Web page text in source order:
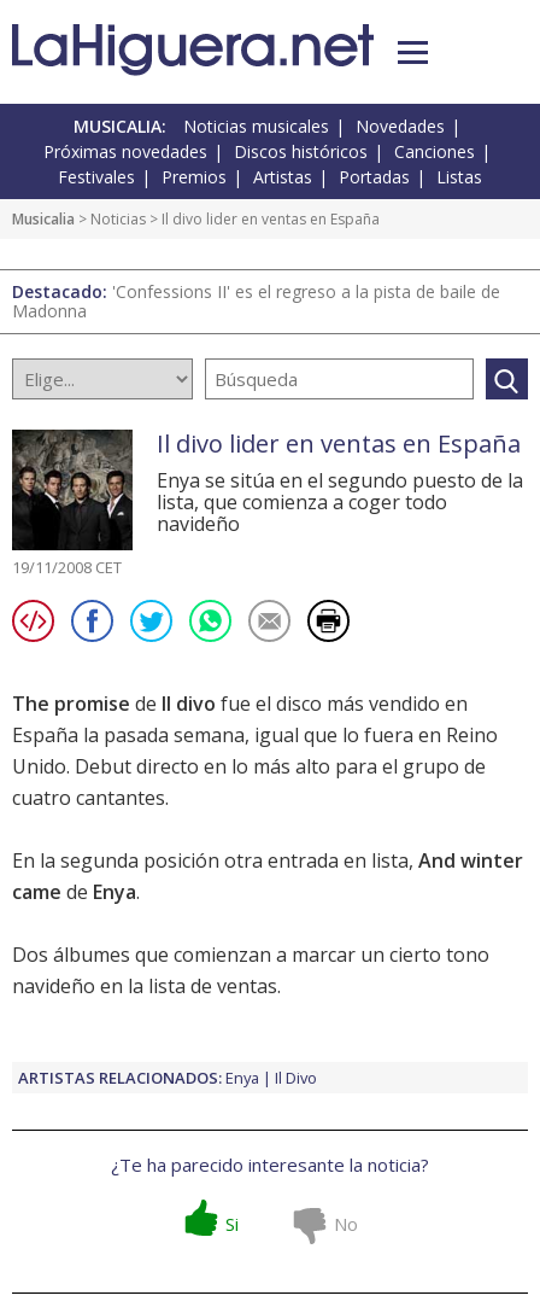
MUSICALIA: Noticias musicales
Novedades
Próximas novedades
Discos históricos
Canciones
Festivales
Premios Artistas Portadas Listas
Musicalia > Noticias > Il divo lider en ventas en España
Destacado: 'Confessions II' es el regreso a la pista de baile de
Madonna
Il divo lider en ventas en España
Enya se sitúa en el segundo puesto de la
lista, que comienza a coger todo
navideño
19/11/2008 CET
The promise de Il divo fue el disco más vendido en
España la pasada semana, igual que lo fuera en Reino
Unido. Debut directo en lo más alto para el grupo de
cuatro cantantes.
En la segunda posición otra entrada en lista, And winter
came de Enya.
Dos álbumes que comienzan a marcar un cierto tono
navideño en la lista de ventas.
ARTISTAS RELACIONADOS:Enya Il Divo
¿Te ha parecido interesante la noticia?
Si No